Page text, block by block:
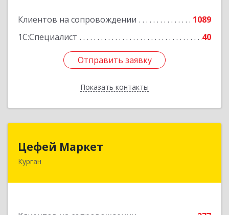
Клиентов на сопровождении
1089
1С:Специалист
40
Отправить заявку
Показать контакты
Подробнее
Отправить заявку
Назад
Цефей Маркет
Курган640002, Курганская обл, Курган г, М.Горького